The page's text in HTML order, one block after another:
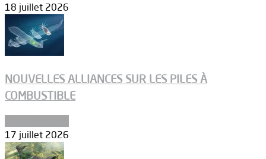
18 juillet 2026
NOUVELLES ALLIANCES SUR LES PILES À
COMBUSTIBLE
17 juillet 2026